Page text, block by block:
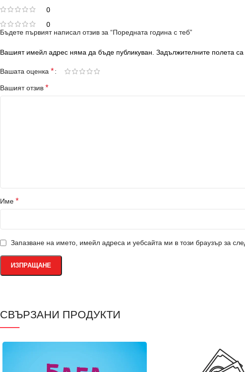
0
0
Бъдете първият написал отзив за “Поредната година с теб”
Вашият имейл адрес няма да бъде публикуван. Задължителните полета са
Вашата оценка *
Вашият отзив *
Име *
Запазване на името, имейл адреса и уебсайта ми в този браузър за
СВЪРЗАНИ ПРОДУКТИ